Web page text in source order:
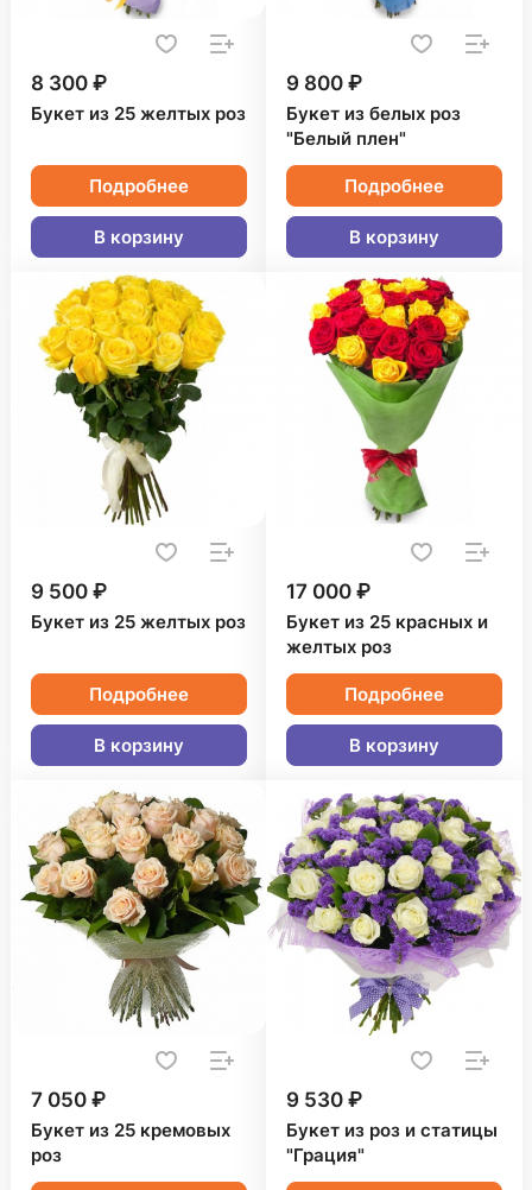
8 300 ₽
Букет из 25 желтых роз
Подробнее
В корзину
9 800 ₽
Букет из белых роз
"Белый плен"
Подробнее
В корзину
9 500 ₽
Букет из 25 желтых роз
Подробнее
В корзину
17 000 ₽
Букет из 25 красных и
желтых роз
Подробнее
В корзину
7 050 ₽
Букет из 25 кремовых
роз
9 530 ₽
Букет из роз и статицы
"Грация"